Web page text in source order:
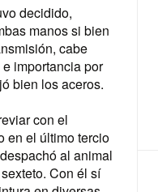
decidido,
manos si bien
cabe
importancia por
bien los aceros.
con el
en el último tercio
al animal
Con él sí